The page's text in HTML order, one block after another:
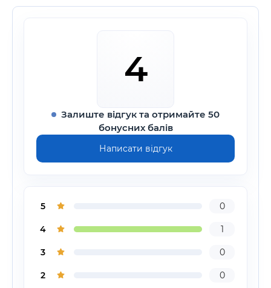
4
Залиште відгук та отримайте 50
бонусних балів
Написати відгук
5 0
4 1
3 0
2 0